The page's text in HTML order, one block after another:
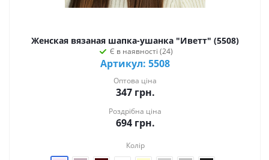
Женская вязаная шапка-ушанка "Иветт" (5508)
Є в наявності (24)
Артикул: 5508
Оптова ціна
347грн.
Роздрібна ціна
694грн.
Колір